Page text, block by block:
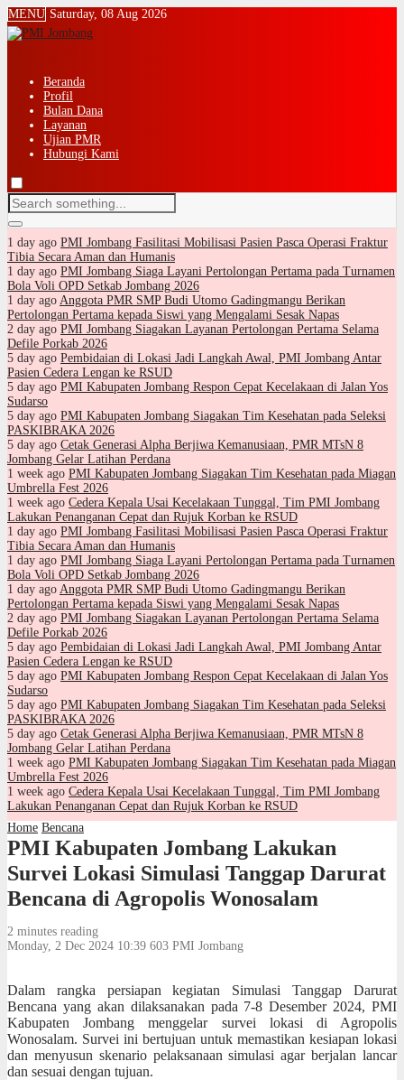
MENU Saturday, 08 Aug 2026
Beranda
Profil
Bulan Dana
Layanan
Ujian PMR
Hubungi Kami
1 day ago PMI Jombang Fasilitasi Mobilisasi Pasien Pasca Operasi Fraktur
Tibia Secara Aman dan Humanis
1 day ago PMI Jombang Siaga Layani Pertolongan Pertama pada Turnamen
Bola Voli OPD Setkab Jombang 2026
1 day ago Anggota PMR SMP Budi Utomo Gadingmangu Berikan
Pertolongan Pertama kepada Siswi yang Mengalami Sesak Napas
2 day ago PMI Jombang Siagakan Layanan Pertolongan Pertama Selama
Defile Porkab 2026
5 day ago Pembidaian di Lokasi Jadi Langkah Awal, PMI Jombang Antar
Pasien Cedera Lengan ke RSUD
5 day ago PMI Kabupaten Jombang Respon Cepat Kecelakaan di Jalan Yos
Sudarso
5 day ago PMI Kabupaten Jombang Siagakan Tim Kesehatan pada Seleksi
PASKIBRAKA 2026
5 day ago Cetak Generasi Alpha Berjiwa Kemanusiaan, PMR MTsN 8
Jombang Gelar Latihan Perdana
1 week ago PMI Kabupaten Jombang Siagakan Tim Kesehatan pada Miagan
Umbrella Fest 2026
1 week ago Cedera Kepala Usai Kecelakaan Tunggal, Tim PMI Jombang
Lakukan Penanganan Cepat dan Rujuk Korban ke RSUD
1 day ago PMI Jombang Fasilitasi Mobilisasi Pasien Pasca Operasi Fraktur
Tibia Secara Aman dan Humanis
1 day ago PMI Jombang Siaga Layani Pertolongan Pertama pada Turnamen
Bola Voli OPD Setkab Jombang 2026
1 day ago Anggota PMR SMP Budi Utomo Gadingmangu Berikan
Pertolongan Pertama kepada Siswi yang Mengalami Sesak Napas
2 day ago PMI Jombang Siagakan Layanan Pertolongan Pertama Selama
Defile Porkab 2026
5 day ago Pembidaian di Lokasi Jadi Langkah Awal, PMI Jombang Antar
Pasien Cedera Lengan ke RSUD
5 day ago PMI Kabupaten Jombang Respon Cepat Kecelakaan di Jalan Yos
Sudarso
5 day ago PMI Kabupaten Jombang Siagakan Tim Kesehatan pada Seleksi
PASKIBRAKA 2026
5 day ago Cetak Generasi Alpha Berjiwa Kemanusiaan, PMR MTsN 8
Jombang Gelar Latihan Perdana
1 week ago PMI Kabupaten Jombang Siagakan Tim Kesehatan pada Miagan
Umbrella Fest 2026
1 week ago Cedera Kepala Usai Kecelakaan Tunggal, Tim PMI Jombang
Lakukan Penanganan Cepat dan Rujuk Korban ke RSUD
Home Bencana
PMI Kabupaten Jombang Lakukan
Survei Lokasi Simulasi Tanggap Darurat
Bencana di Agropolis Wonosalam
2 minutes reading
Monday, 2 Dec 2024 10:39 603 PMI Jombang
Dalam rangka persiapan kegiatan Simulasi Tanggap Darurat
Bencana yang akan dilaksanakan pada 7-8 Desember 2024, PMI
Kabupaten Jombang menggelar survei lokasi di Agropolis
Wonosalam. Survei ini bertujuan untuk memastikan kesiapan lokasi
dan menyusun skenario pelaksanaan simulasi agar berjalan lancar
dan sesuai dengan tujuan.